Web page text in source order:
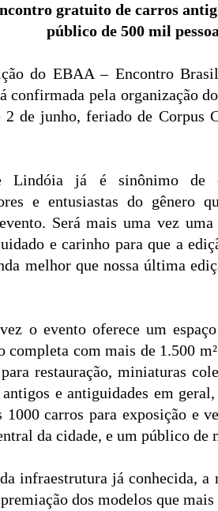
gratuito de carros
público de 500 mil
do EBAA – Encontro
confirmada pela organização
2 de junho, feriado de Corpus
Lindóia já é sinônimo de
e entusiastas do gênero
Será mais uma vez
e carinho para que a
melhor que nossa última
o evento oferece um
completa com mais de 1.500
restauração, miniaturas
e antiguidades em
1000 carros para exposição e
da cidade, e um público
infraestrutura já conhecida, a
dos modelos que mais